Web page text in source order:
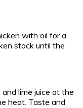
with oil for a
stock until the
lime juice at the
heat. Taste and